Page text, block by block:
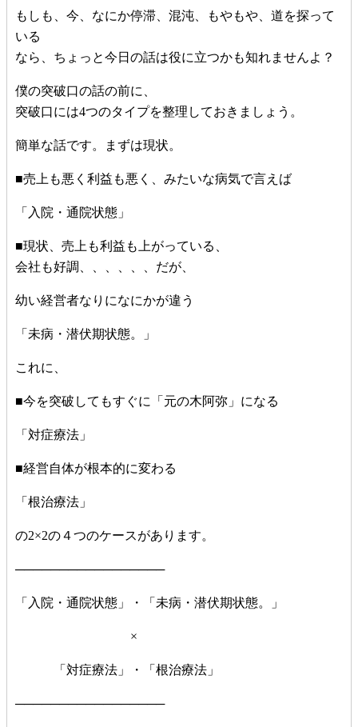
もしも、今、なにか停滞、混沌、もやもや、道を探って
いる
なら、ちょっと今日の話は役に立つかも知れませんよ？
僕の突破口の話の前に、
突破口には4つのタイプを整理しておきましょう。
簡単な話です。まずは現状。
■売上も悪く利益も悪く、みたいな病気で言えば
「入院・通院状態」
■現状、売上も利益も上がっている、
会社も好調、、、、、、だが、
幼い経営者なりになにかが違う
「未病・潜伏期状態。」
これに、
■今を突破してもすぐに「元の木阿弥」になる
「対症療法」
■経営自体が根本的に変わる
「根治療法」
の2×2の４つのケースがあります。
─────────────────
「入院・通院状態」・「未病・潜伏期状態。」
×
「対症療法」・「根治療法」
─────────────────